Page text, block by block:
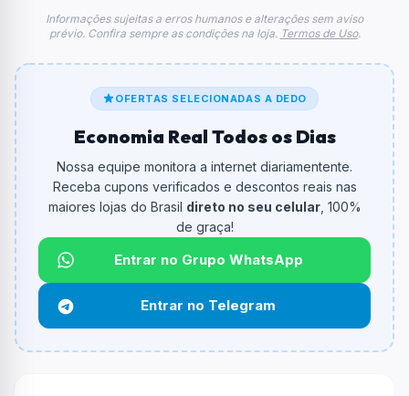
desconto de 20% no total do carrinho, não foram
econtradas informações sobre restrição de teto
Qual é o código de desconto?
O cupom dá 20% OFF
Qual é o valor minimo de compra?
O valor minimo de compra é R$ 29,00.
Qual é o desconto máximo?
Não informado ou sem limite.
Funciona em qualquer produto?
Não necessariamente. Depende de itens participantes
Informações sujeitas a erros humanos e alterações sem aviso
prévio. Confira sempre as condições na loja. Termos de Uso.
OFERTAS SELECIONADAS A DEDO
Economia Real Todos os Dias
Nossa equipe monitora a internet diariamentente.
Receba cupons verificados e descontos reais nas
maiores lojas do Brasil direto no seu celular, 100%
de graça!
Entrar no Grupo WhatsApp
Entrar no Telegram